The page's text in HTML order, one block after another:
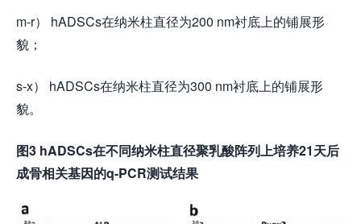
m-r） hADSCs在纳米柱直径为200 nm衬底上的铺展形
貌；
s-x） hADSCs在纳米柱直径为300 nm衬底上的铺展形
貌。
图3 hADSCs在不同纳米柱直径聚乳酸阵列上培养21天后
成骨相关基因的q-PCR测试结果